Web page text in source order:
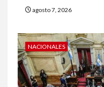
agosto 7, 2026
NACIONALES